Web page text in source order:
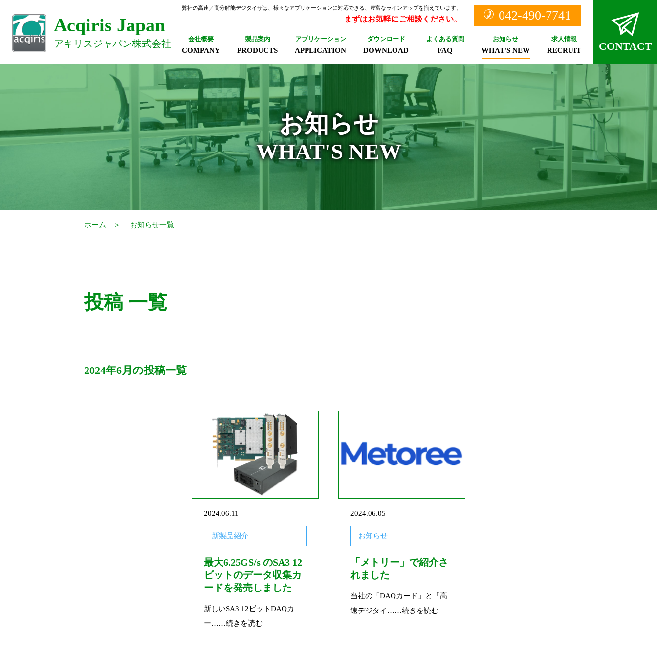
Acqiris Japan
アキリスジャパン株式会社
弊社の高速／高分解能デジタイザは、様々なアプリケーションに対応できる、豊富なラインアップを揃えています。
まずはお気軽にご相談ください。 042-490-7741
会社概要
COMPANY
製品案内
PRODUCTS
アプリケーション
APPLICATION
ダウンロード
DOWNLOAD
よくある質問
FAQ
お知らせ
WHAT'S NEW
求人情報
RECRUIT CONTACT
お知らせ
WHAT'S NEW
ホーム お知らせ一覧
投稿 一覧
2024年6月の投稿一覧
2024.06.11
新製品紹介
最大6.25GS/s のSA3 12
ビットのデータ収集カ
ードを発売しました
新しいSA3 12ビットDAQカ
ー……続きを読む
2024.06.05
お知らせ
「メトリー」で紹介さ
れました
当社の「DAQカード」と「高
速デジタイ……続きを読む